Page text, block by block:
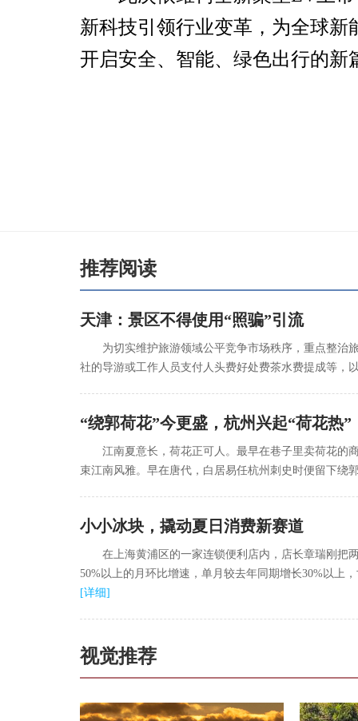
新科技引领行业变革，为全球
开启安全、智能、绿色出行的新
推荐阅读
天津：景区不得使用“照骗”引流
为切实维护旅游领域公平竞争市场秩序，重点整治
社的导游或工作人员支付人头费好处费茶水费提成等，
“绕郭荷花”今更盛，杭州兴起“荷花热”
江南夏意长，荷花正可人。最早在巷子里卖荷花的
束江南风雅。早在唐代，白居易任杭州刺史时便留下
小小冰块，撬动夏日消费新赛道
在上海黄浦区的一家连锁便利店内，店长章瑞刚把
50%以上的月环比增速，单月较去年同期增长30%以上
[详细]
视觉推荐